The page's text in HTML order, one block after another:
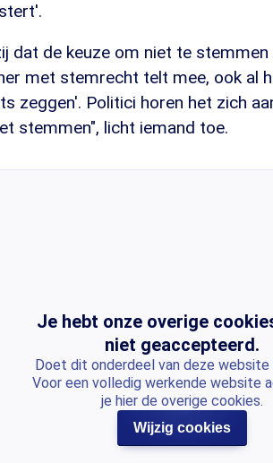
dat de keuze om niet te
met stemrecht telt mee, ook al
zeggen'. Politici horen het zich
stemmen", licht iemand toe.
Je hebt onze overige
niet geaccepteerd.
Doet dit onderdeel van deze
Voor een volledig werkende website
je hier de overige cookies.
Wijzig cookies